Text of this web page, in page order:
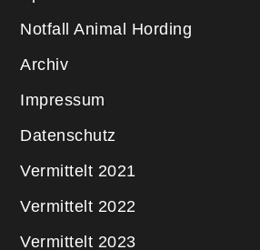
Notfall Animal Hording
Archiv
Impressum
Datenschutz
Vermittelt 2021
Vermittelt 2022
Vermittelt 2023